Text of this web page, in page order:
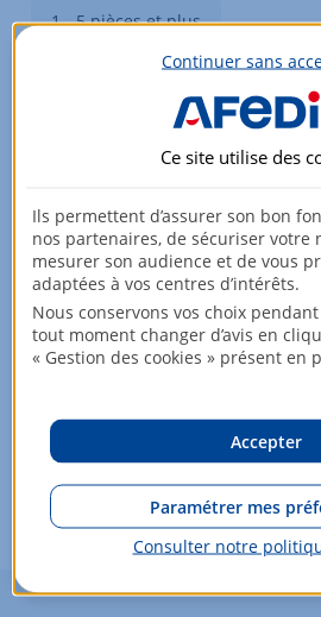
1 - 5 pièces et plus
Aucun bien ne répond à vos
le moment.
N'hésitez pas à modifier vos
recherche !
Aussi, ne manquez pas
M'avertir dès qu'un
disponible
Continuer sans
Ce site utilise des
Ils permettent d’assurer son bon
nos partenaires, de sécuriser votre
mesurer son audience et de vous
adaptées à vos centres d’intérêts.
Nous conservons vos choix
tout moment changer d’avis en
« Gestion des cookies » présent en
Accepter
Paramétrer mes
Consulter notre